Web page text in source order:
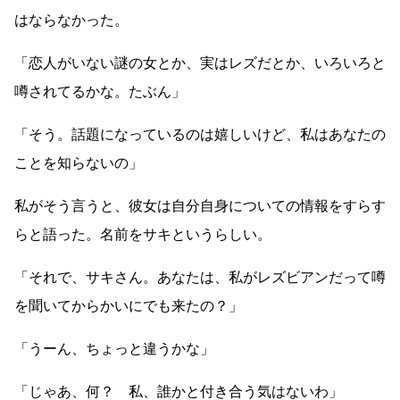
はならなかった。
「恋人がいない謎の女とか、実はレズだとか、いろいろと
噂されてるかな。たぶん」
「そう。話題になっているのは嬉しいけど、私はあなたの
ことを知らないの」
私がそう言うと、彼女は自分自身についての情報をすらす
らと語った。名前をサキというらしい。
「それで、サキさん。あなたは、私がレズビアンだって噂
を聞いてからかいにでも来たの？」
「うーん、ちょっと違うかな」
「じゃあ、何？ 私、誰かと付き合う気はないわ」